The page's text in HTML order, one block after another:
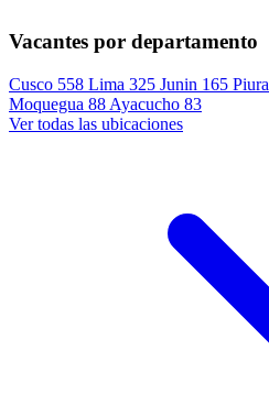
Vacantes por departamento
Cusco 558 Lima 325 Junin 165 Piura
Moquegua 88 Ayacucho 83
Ver todas las ubicaciones